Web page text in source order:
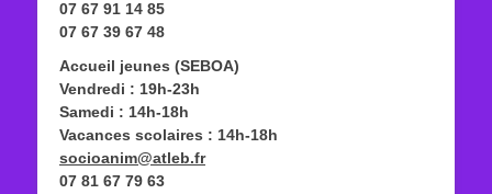
07 67 91 14 85
07 67 39 67 48
Accueil jeunes (SEBOA)
Vendredi : 19h-23h
Samedi : 14h-18h
Vacances scolaires : 14h-18h
socioanim@atleb.fr
07 81 67 79 63